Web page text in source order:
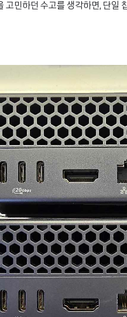
고민하던 수고를 생각하면, 단일